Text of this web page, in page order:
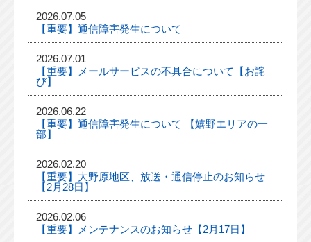
2026.07.05
【重要】通信障害発生について
2026.07.01
【重要】メールサービスの不具合について【お詫
び】
2026.06.22
【重要】通信障害発生について 【嬉野エリアの一
部】
2026.02.20
【重要】大野原地区、放送・通信停止のお知らせ
【2月28日】
2026.02.06
【重要】メンテナンスのお知らせ【2月17日】